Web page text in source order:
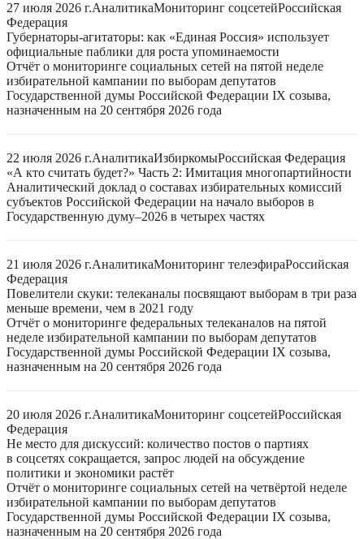
27 июля 2026 г.АналитикаМониторинг соцсетейРоссийская
Федерация
Губернаторы-агитаторы: как «Единая Россия» использует
официальные паблики для роста упоминаемости
Отчёт о мониторинге социальных сетей на пятой неделе
избирательной кампании по выборам депутатов
Государственной думы Российской Федерации IX созыва,
назначенным на 20 сентября 2026 года
22 июля 2026 г.АналитикаИзбиркомыРоссийская Федерация
«А кто считать будет?» Часть 2: Имитация многопартийности
Аналитический доклад о составах избирательных комиссий
субъектов Российской Федерации на начало выборов в
Государственную думу–2026 в четырех частях
21 июля 2026 г.АналитикаМониторинг телеэфираРоссийская
Федерация
Повелители скуки: телеканалы посвящают выборам в три раза
меньше времени, чем в 2021 году
Отчёт о мониторинге федеральных телеканалов на пятой
неделе избирательной кампании по выборам депутатов
Государственной думы Российской Федерации IX созыва,
назначенным на 20 сентября 2026 года
20 июля 2026 г.АналитикаМониторинг соцсетейРоссийская
Федерация
Не место для дискуссий: количество постов о партиях
в соцсетях сокращается, запрос людей на обсуждение
политики и экономики растёт
Отчёт о мониторинге социальных сетей на четвёртой неделе
избирательной кампании по выборам депутатов
Государственной думы Российской Федерации IX созыва,
назначенным на 20 сентября 2026 года